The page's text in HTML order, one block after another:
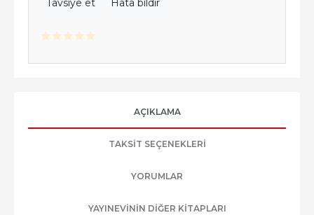
Tavsiye et Hata bildir
AÇIKLAMA
TAKSIT SEÇENEKLERI
YORUMLAR
YAYINEVININ DIĞER KITAPLARI